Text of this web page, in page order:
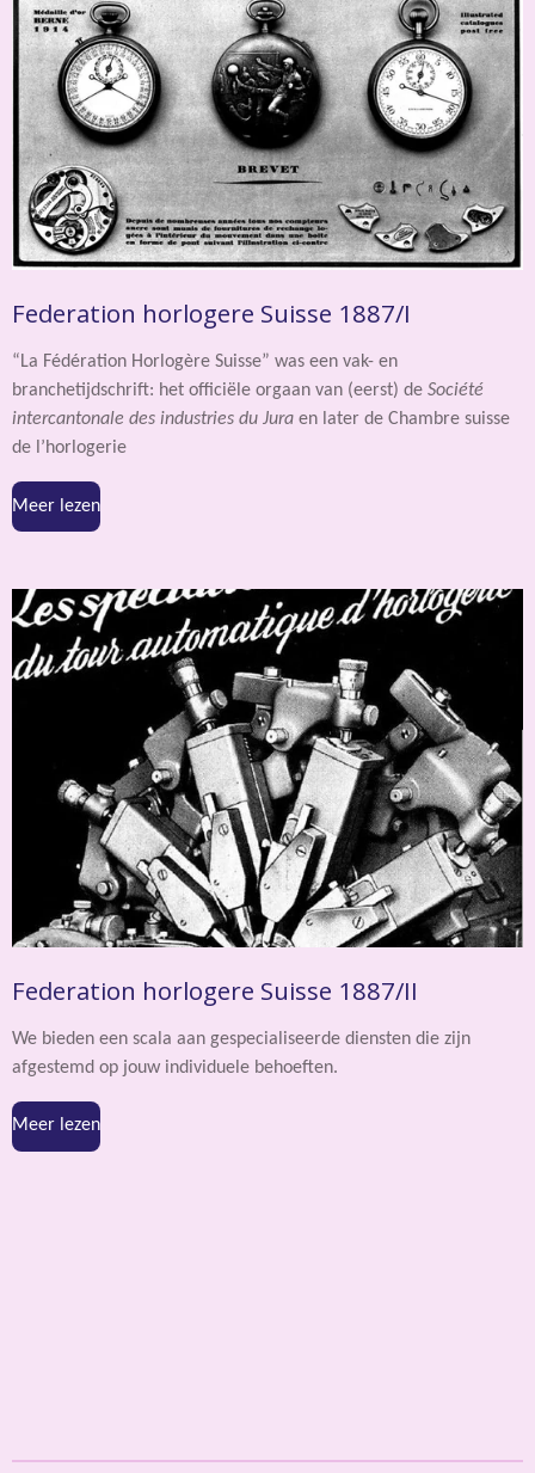
Federation horlogere Suisse 1887/I
“La Fédération Horlogère Suisse” was een vak- en
branchetijdschrift: het officiële orgaan van (eerst) de Société
intercantonale des industries du Jura en later de Chambre suisse
de l’horlogerie
Meer lezen
Federation horlogere Suisse 1887/II
We bieden een scala aan gespecialiseerde diensten die zijn
afgestemd op jouw individuele behoeften.
Meer lezen